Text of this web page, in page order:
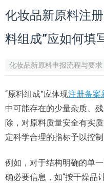
化妆品新原料注
料组成”应如何填
化妆品新原料申报流程与要求
“原料组成”应体现注册备案
中可能存在的少量杂质、
除，对原料质量安全有实
定科学合理的指标予以控制
例如，对于结构明确的单
确必要信息，如“按干燥品